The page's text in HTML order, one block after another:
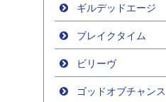
ギルデッドエージ
ブレイクタイム
ビリーヴ
ゴッドオブチャンス